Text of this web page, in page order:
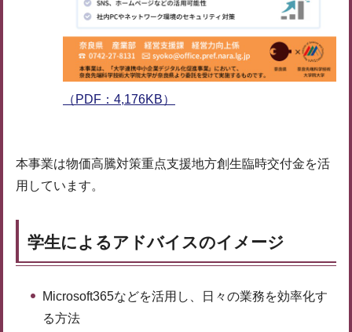
（PDF：4,176KB）
本事業は物価高騰対策重点支援地方創生臨時交付金を活
用しています。
学生によるアドバイスのイメージ
Microsoft365などを活用し、日々の業務を効率化す
る方法